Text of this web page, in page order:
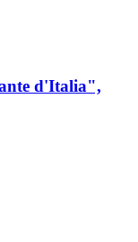
d'Italia",